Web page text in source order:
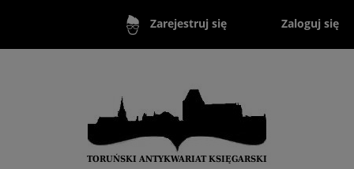
Zarejestruj się Zaloguj się